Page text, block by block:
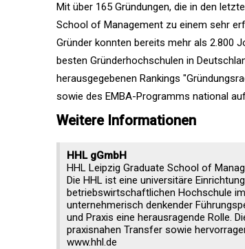
Mit über 165 Gründungen, die in den
School of Management zu einem sehr
Gründer konnten bereits mehr als 2.800
besten Gründerhochschulen in
herausgegebenen Rankings
sowie des EMBA-Programms national
Weitere Informationen
HHL gGmbH
HHL Leipzig Graduate School of
Die HHL ist eine universitäre
betriebswirtschaftlichen Hochschule
unternehmerisch denkender
und Praxis eine herausragende Rolle.
praxisnahen Transfer sowie
www.hhl.de